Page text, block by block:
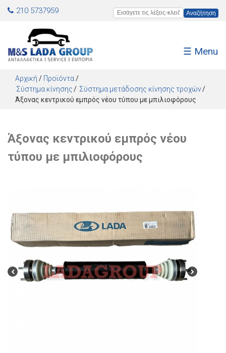
Jump to navigation
210 5737959 Εισάγετε τις λέξεις-κλειδιά
☰ Menu
Αρχική / Προϊόντα /
Σύστημα κίνησης
Σύστημα μετάδοσης κίνησης τροχών
Άξονας κεντρικού εμπρός νέου τύπου με μπιλιοφόρους
Άξονας κεντρικού εμπρός νέου
τύπου με μπιλιοφόρους